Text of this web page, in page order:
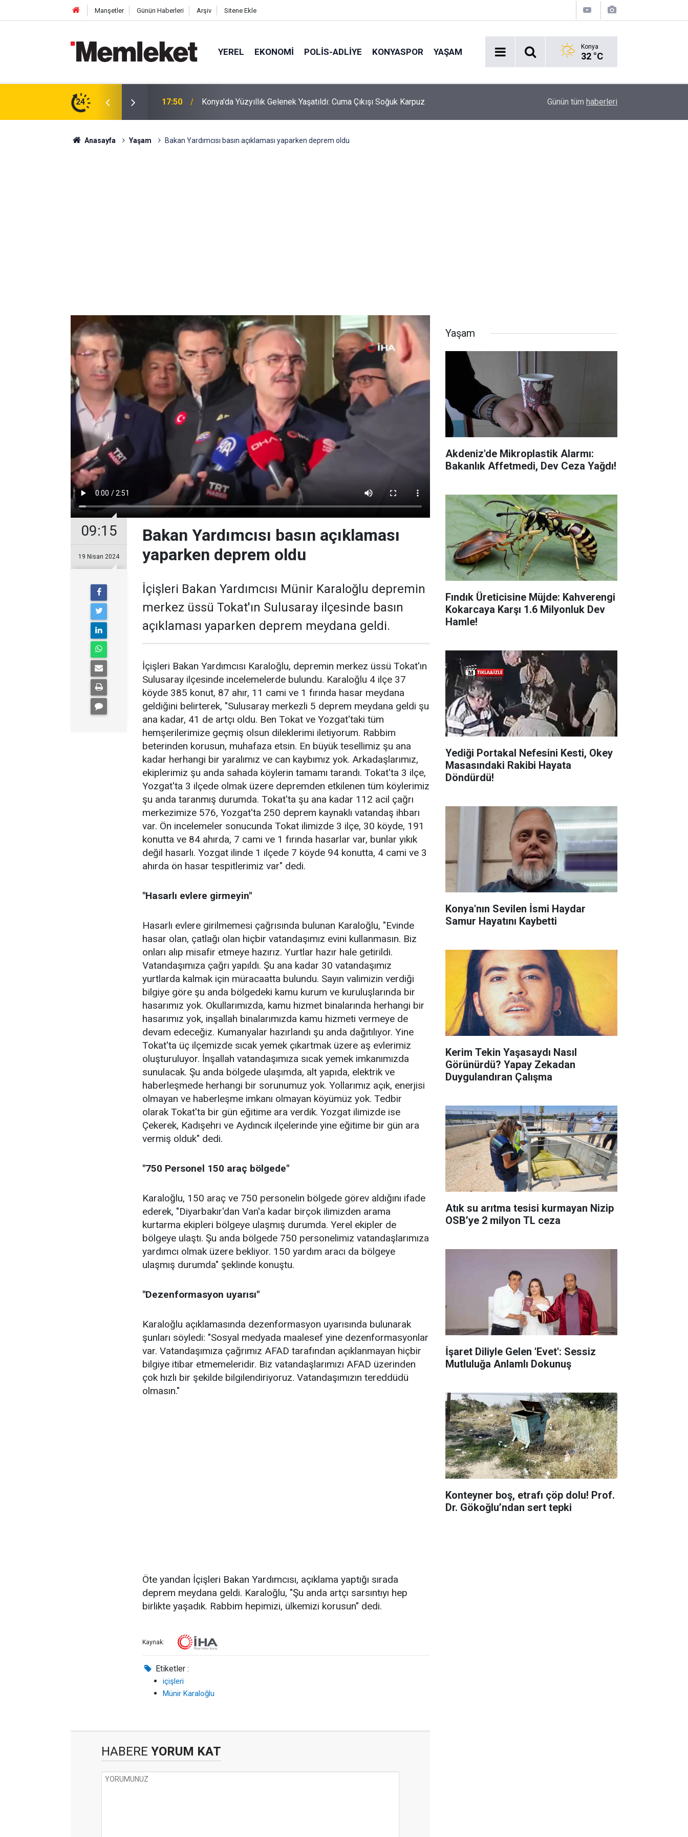
Manşetler Günün Haberleri Arşiv Sitene Ekle
YEREL EKONOMI POLİS-ADLİYE KONYASPOR YAŞAM Konya
32 °C
24
Cuma Çıkışı Soğuk Karpuz 17:48 İnsan İhmali Minik Carettanın Sonu Oldu Günün tüm haberleri
Anasayfa Yaşam Bakan Yardımcısı basın açıklaması yaparken deprem oldu
09:15
19 Nisan 2024
Bakan Yardımcısı basın açıklaması
yaparken deprem oldu
İçişleri Bakan Yardımcısı Münir Karaloğlu depremin
merkez üssü Tokat'ın Sulusaray ilçesinde basın
açıklaması yaparken deprem meydana geldi.
İçişleri Bakan Yardımcısı Karaloğlu, depremin merkez üssü Tokat'ın
Sulusaray ilçesinde incelemelerde bulundu. Karaloğlu 4 ilçe 37
köyde 385 konut, 87 ahır, 11 cami ve 1 fırında hasar meydana
geldiğini belirterek, "Sulusaray merkezli 5 deprem meydana geldi şu
ana kadar, 41 de artçı oldu. Ben Tokat ve Yozgat'taki tüm
hemşerilerimize geçmiş olsun dileklerimi iletiyorum. Rabbim
beterinden korusun, muhafaza etsin. En büyük tesellimiz şu ana
kadar herhangi bir yaralımız ve can kaybımız yok. Arkadaşlarımız,
ekiplerimiz şu anda sahada köylerin tamamı tarandı. Tokat'ta 3 ilçe,
Yozgat'ta 3 ilçede olmak üzere depremden etkilenen tüm köylerimiz
şu anda taranmış durumda. Tokat'ta şu ana kadar 112 acil çağrı
merkezimize 576, Yozgat'ta 250 deprem kaynaklı vatandaş ihbarı
var. Ön incelemeler sonucunda Tokat ilimizde 3 ilçe, 30 köyde, 191
konutta ve 84 ahırda, 7 cami ve 1 fırında hasarlar var, bunlar yıkık
değil hasarlı. Yozgat ilinde 1 ilçede 7 köyde 94 konutta, 4 cami ve 3
ahırda ön hasar tespitlerimiz var" dedi.
"Hasarlı evlere girmeyin"
Hasarlı evlere girilmemesi çağrısında bulunan Karaloğlu, "Evinde
hasar olan, çatlağı olan hiçbir vatandaşımız evini kullanmasın. Biz
onları alıp misafir etmeye hazırız. Yurtlar hazır hale getirildi.
Vatandaşımıza çağrı yapıldı. Şu ana kadar 30 vatandaşımız
yurtlarda kalmak için müracaatta bulundu. Sayın valimizin verdiği
bilgiye göre şu anda bölgedeki kamu kurum ve kuruluşlarında bir
hasarımız yok. Okullarımızda, kamu hizmet binalarında herhangi bir
hasarımız yok, inşallah binalarımızda kamu hizmeti vermeye de
devam edeceğiz. Kumanyalar hazırlandı şu anda dağıtılıyor. Yine
Tokat'ta üç ilçemizde sıcak yemek çıkartmak üzere aş evlerimiz
oluşturuluyor. İnşallah vatandaşımıza sıcak yemek imkanımızda
sunulacak. Şu anda bölgede ulaşımda, alt yapıda, elektrik ve
haberleşmede herhangi bir sorunumuz yok. Yollarımız açık, enerjisi
olmayan ve haberleşme imkanı olmayan köyümüz yok. Tedbir
olarak Tokat'ta bir gün eğitime ara verdik. Yozgat ilimizde ise
Çekerek, Kadışehri ve Aydıncık ilçelerinde yine eğitime bir gün ara
vermiş olduk" dedi.
"750 Personel 150 araç bölgede"
Karaloğlu, 150 araç ve 750 personelin bölgede görev aldığını ifade
ederek, "Diyarbakır'dan Van'a kadar birçok ilimizden arama
kurtarma ekipleri bölgeye ulaşmış durumda. Yerel ekipler de
bölgeye ulaştı. Şu anda bölgede 750 personelimiz vatandaşlarımıza
yardımcı olmak üzere bekliyor. 150 yardım aracı da bölgeye
ulaşmış durumda" şeklinde konuştu.
"Dezenformasyon uyarısı"
Karaloğlu açıklamasında dezenformasyon uyarısında bulunarak
şunları söyledi: "Sosyal medyada maalesef yine dezenformasyonlar
var. Vatandaşımıza çağrımız AFAD tarafından açıklanmayan hiçbir
bilgiye itibar etmemeleridir. Biz vatandaşlarımızı AFAD üzerinden
çok hızlı bir şekilde bilgilendiriyoruz. Vatandaşımızın tereddüdü
olmasın."
Öte yandan İçişleri Bakan Yardımcısı, açıklama yaptığı sırada
deprem meydana geldi. Karaloğlu, "Şu anda artçı sarsıntıyı hep
birlikte yaşadık. Rabbim hepimizi, ülkemizi korusun" dedi.
Kaynak:
Etiketler :
içişleri
Münir Karaloğlu
HABERE YORUM KAT
Yaşam
Akdeniz'de Mikroplastik Alarmı:
Bakanlık Affetmedi, Dev Ceza Yağdı!
Fındık Üreticisine Müjde: Kahverengi
Kokarcaya Karşı 1.6 Milyonluk Dev
Hamle!
Yediği Portakal Nefesini Kesti, Okey
Masasındaki Rakibi Hayata
Döndürdü!
Konya'nın Sevilen İsmi Haydar
Samur Hayatını Kaybetti
Kerim Tekin Yaşasaydı Nasıl
Görünürdü? Yapay Zekadan
Duygulandıran Çalışma
Atık su arıtma tesisi kurmayan Nizip
OSB’ye 2 milyon TL ceza
İşaret Diliyle Gelen 'Evet': Sessiz
Mutluluğa Anlamlı Dokunuş
Konteyner boş, etrafı çöp dolu! Prof.
Dr. Gökoğlu’ndan sert tepki